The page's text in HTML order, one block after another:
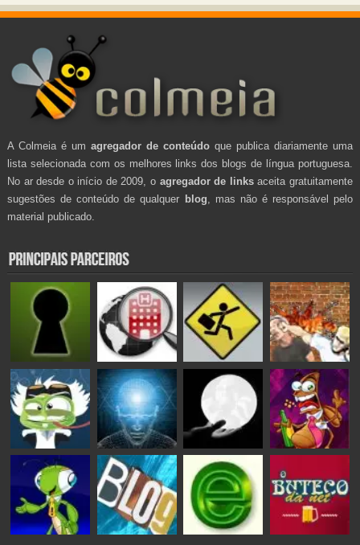
A Colmeia é um agregador de conteúdo que publica diariamente uma
lista selecionada com os melhores links dos blogs de língua portuguesa.
No ar desde o início de 2009, o agregador de linksaceita gratuitamente
sugestões de conteúdo de qualquer blog , mas não é responsável pelo
material publicado.